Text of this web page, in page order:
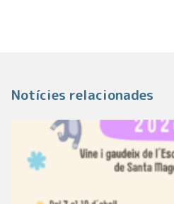
Notícies relacionades